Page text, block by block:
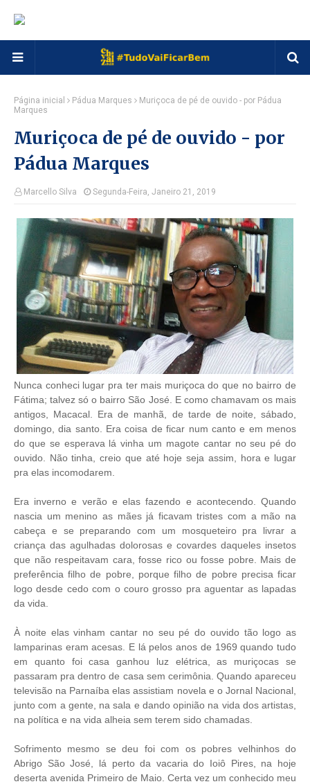
Página inicial Pádua Marques
Muriçoca de pé de ouvido - por Pádua
Marques
Muriçoca de pé de ouvido - por
Pádua Marques
Marcello Silva Segunda-Feira, Janeiro 21, 2019
Nunca conheci lugar pra ter mais muriçoca do que no bairro de
Fátima; talvez só o bairro São José. E como chamavam os mais
antigos, Macacal. Era de manhã, de tarde de noite, sábado,
domingo, dia santo. Era coisa de ficar num canto e em menos
do que se esperava lá vinha um magote cantar no seu pé do
ouvido. Não tinha, creio que até hoje seja assim, hora e lugar
pra elas incomodarem.
Era inverno e verão e elas fazendo e acontecendo. Quando
nascia um menino as mães já ficavam tristes com a mão na
cabeça e se preparando com um mosqueteiro pra livrar a
criança das agulhadas dolorosas e covardes daqueles insetos
que não respeitavam cara, fosse rico ou fosse pobre. Mais de
preferência filho de pobre, porque filho de pobre precisa ficar
logo desde cedo com o couro grosso pra aguentar as lapadas
da vida.
À noite elas vinham cantar no seu pé do ouvido tão logo as
lamparinas eram acesas. E lá pelos anos de 1969 quando tudo
em quanto foi casa ganhou luz elétrica, as muriçocas se
passaram pra dentro de casa sem cerimônia. Quando apareceu
televisão na Parnaíba elas assistiam novela e o Jornal Nacional,
junto com a gente, na sala e dando opinião na vida dos artistas,
na política e na vida alheia sem terem sido chamadas.
Sofrimento mesmo se deu foi com os pobres velhinhos do
Abrigo São José, lá perto da vacaria do Ioiô Pires, na hoje
deserta avenida Primeiro de Maio. Certa vez um conhecido meu